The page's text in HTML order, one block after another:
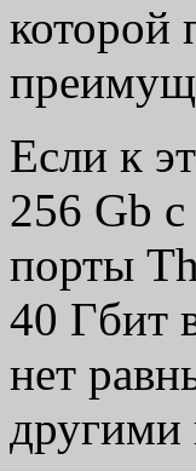
которой
Если к
256 Gb
порты
40 Гбит
нет
другими